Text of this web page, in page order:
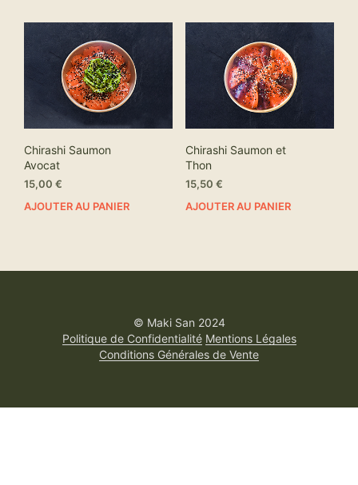
Chirashi Saumon
Avocat
15,00 €
AJOUTER AU PANIER
Chirashi Saumon et
Thon
15,50 €
AJOUTER AU PANIER
© Maki San 2024
Politique de Confidentialité Mentions Légales
Conditions Générales de Vente